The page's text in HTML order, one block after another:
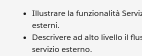
Illustrare la funzionalità
esterni.
Descrivere ad alto livello il
servizio esterno.